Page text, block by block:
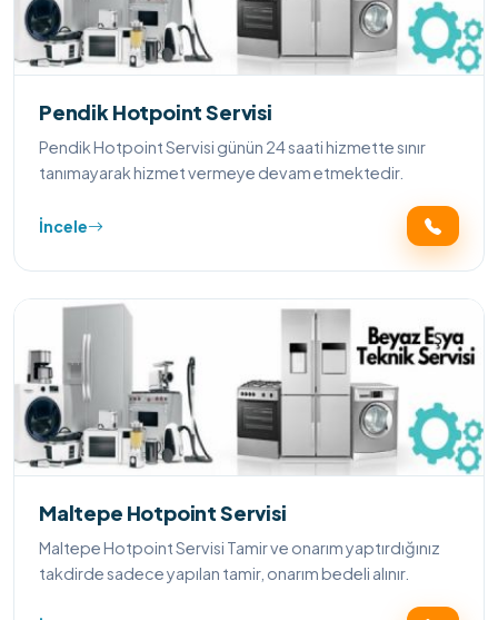
Pendik Hotpoint Servisi
Pendik Hotpoint Servisi günün 24 saati hizmette sınır
tanımayarak hizmet vermeye devam etmektedir.
İncele
Maltepe Hotpoint Servisi
Maltepe Hotpoint Servisi Tamir ve onarım yaptırdığınız
takdirde sadece yapılan tamir, onarım bedeli alınır.